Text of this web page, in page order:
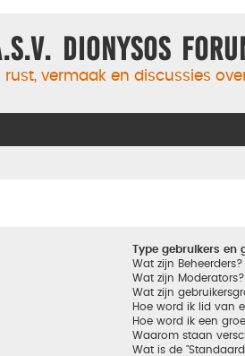
Dionysos
rust, vermaak en discussies
Type gebruikers en
Wat zijn Beheerders?
Wat zijn Moderators?
Wat zijn
Hoe word ik lid van
Hoe word ik een
Waarom staan
Wat is de